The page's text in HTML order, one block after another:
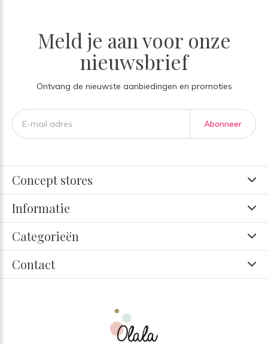
Meld je aan voor onze
nieuwsbrief
Ontvang de nieuwste aanbiedingen en promoties
Abonneer
Concept stores
Informatie
Categorieën
Contact